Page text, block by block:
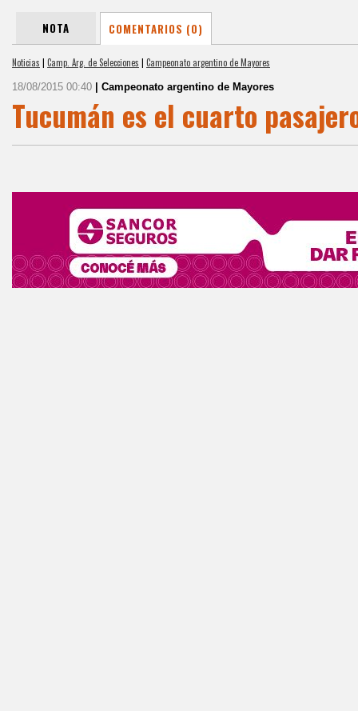
NOTA COMENTARIOS (0)
Noticias | Camp. Arg. de Selecciones | Campeonato argentino de Mayores
18/08/2015 00:40 | Campeonato argentino de Mayores
Tucumán es el cuarto